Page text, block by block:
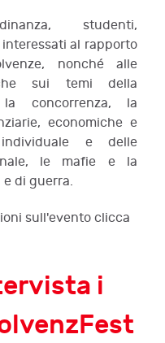
studenti,
al rapporto
nonché alle
sui temi della
concorrenza, la
economiche e
e delle
le mafie e la
di guerra.
sull'evento clicca
i